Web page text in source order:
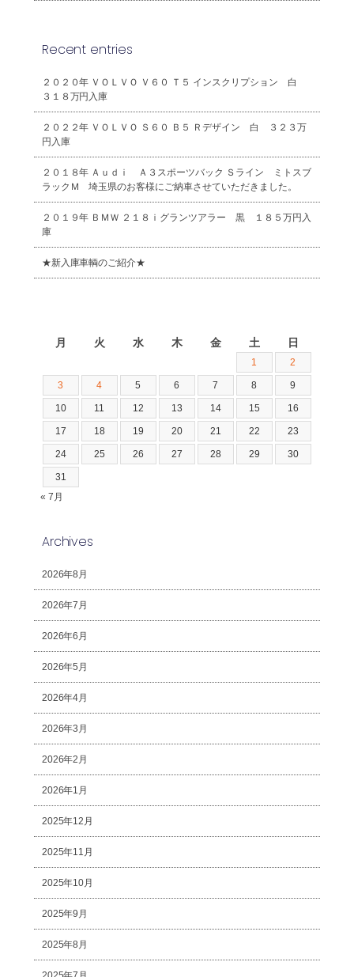
Recent entries
２０２０年 ＶＯＬＶＯ Ｖ６０ Ｔ５ インスクリプション 白
３１８万円入庫
２０２２年 ＶＯＬＶＯ Ｓ６０ Ｂ５ Ｒデザイン 白 ３２３万
円入庫
２０１８年 Ａｕｄｉ Ａ３スポーツバック Ｓライン ミトスブ
ラックＭ 埼玉県のお客様にご納車させていただきました。
２０１９年 ＢＭＷ ２１８ｉグランツアラー 黒 １８５万円入
庫
★新入庫車輌のご紹介★
月 火 水 木 金 土 日
1 2
3 4 5 6 7 8 9
10 11 12 13 14 15 16
17 18 19 20 21 22 23
24 25 26 27 28 29 30
31
« 7月
Archives
2026年8月
2026年7月
2026年6月
2026年5月
2026年4月
2026年3月
2026年2月
2026年1月
2025年12月
2025年11月
2025年10月
2025年9月
2025年8月